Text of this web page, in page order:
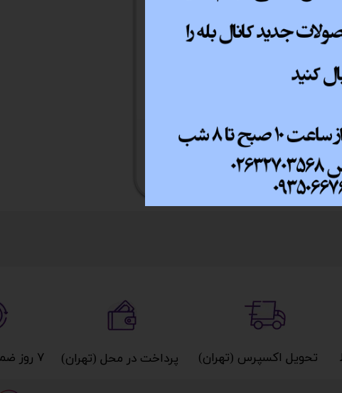
کیبورد گیمینگ Macher MR-304
RGB ا کد 4009
۷ روز ضمانت بازگشت وجه​​​​​​​ پرداخت در محل (تهران)​​​​​​​ تحویل اکسپرس (تهران)​​​​​​​